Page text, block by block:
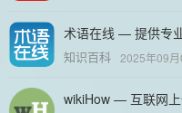
术语在线 — 提供专
知识百科 2025年09月
wikiHow — 互联网